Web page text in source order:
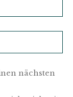
nächsten